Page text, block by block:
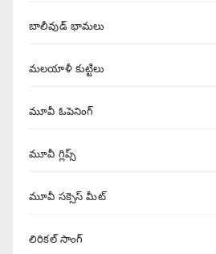
బాలీవుడ్ భామలు
మలయాళీ కుట్టిలు
మూవీ ఓపెనింగ్
మూవీ గ్లిప్స్
మూవీ సక్సెస్ మీట్
లిరికల్ సాంగ్